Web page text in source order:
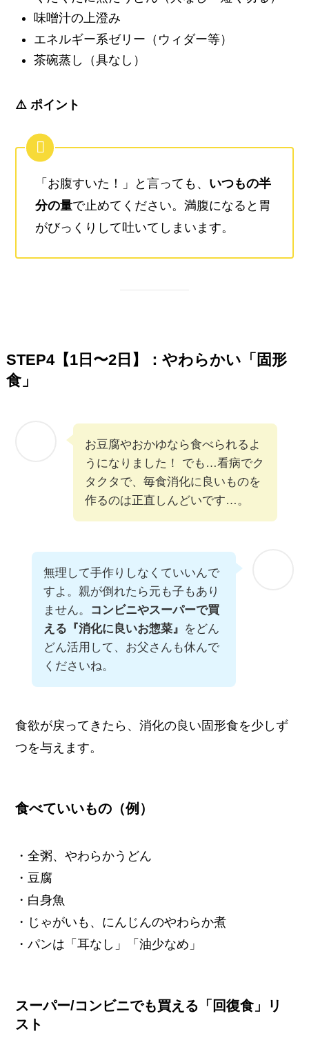
味噌汁の上澄み
エネルギー系ゼリー（ウィダー等）
茶碗蒸し（具なし）
⚠️ ポイント
「お腹すいた！」と言っても、 いつもの半
分の量で止めてください。満腹になると胃
がびっくりして吐いてしまいます。
STEP4【1日〜2日】：やわらかい「固形
食」
お豆腐やおかゆなら食べられるよ
うになりました！ でも…看病でク
タクタで、毎食消化に良いものを
作るのは正直しんどいです…。
無理して手作りしなくていいんで
すよ。親が倒れたら元も子もあり
ません。 コンビニやスーパーで買
える『消化に良いお惣菜』 をどん
どん活用して、お父さんも休んで
くださいね。
食欲が戻ってきたら、消化の良い固形食を少しず
つを与えます。
食べていいもの（例）
・全粥、やわらかうどん
・豆腐
・白身魚
・じゃがいも、にんじんのやわらか煮
・パンは「耳なし」「油少なめ」
スーパー/コンビニでも買える「回復食」リ
スト